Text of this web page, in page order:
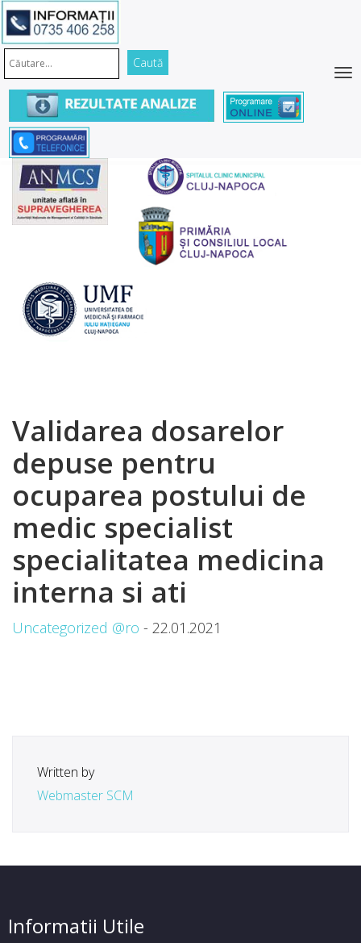
Validarea dosarelor
depuse pentru
ocuparea postului de
medic specialist
specialitatea medicina
interna si ati
Uncategorized @ro - 22.01.2021
Written by
Webmaster SCM
Informatii Utile